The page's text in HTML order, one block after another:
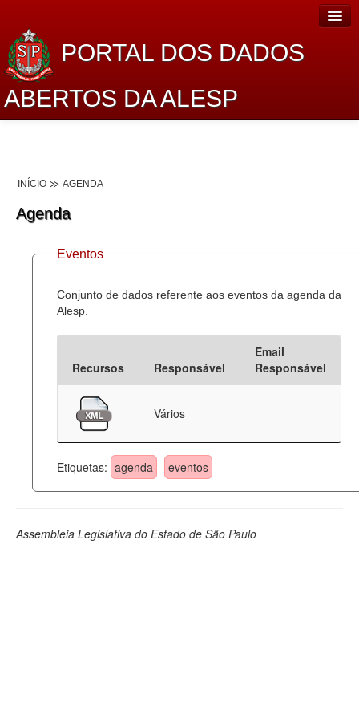
PORTAL DOS DADOS
ABERTOS DA ALESP
Lei de Acesso à Informação
Dados Governamentais Abertos
Planejamento
Catálogo de dados
Deputados Estaduais
Administração
Legislação
INÍCIO AGENDA
Agenda
Eventos
Conjunto de dados referente aos eventos da agenda da
Alesp.
Recursos Responsável
Email
Responsável
Vários
Etiquetas: agenda eventos
Assembleia Legislativa do Estado de São Paulo